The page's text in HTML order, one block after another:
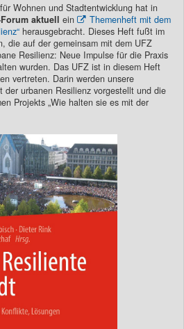
Wohnen und Stadtentwicklung hat in
aktuell ein
Themenheft mit dem
herausgebracht. Dieses Heft fußt im
die auf der gemeinsam mit dem UFZ
Resilienz: Neue Impulse für die Praxis
wurden. Das UFZ ist in diesem Heft
vertreten. Darin werden unsere
der urbanen Resilienz vorgestellt und die
Projekts „Wie halten sie es mit der